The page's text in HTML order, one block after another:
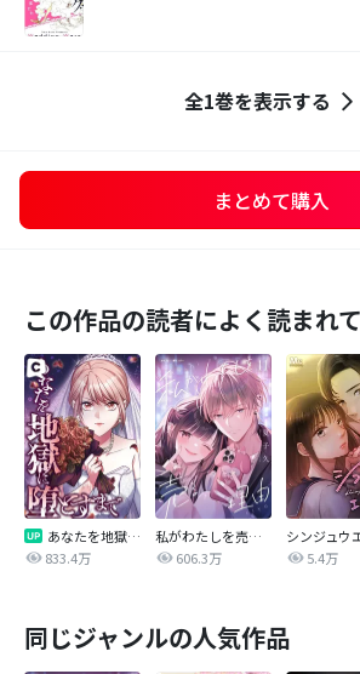
全1巻を表示する
まとめて購入
この作品の読者によく読まれ
あなたを地獄に堕とすまで
833.4万
私がわたしを売る理由
606.3万
5.4万
同じジャンルの人気作品